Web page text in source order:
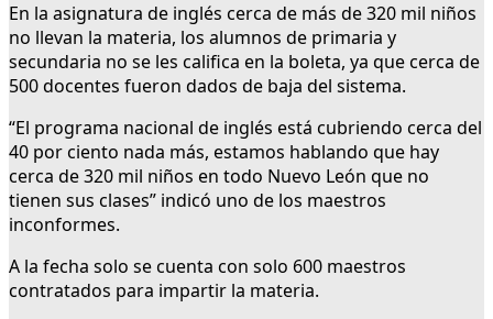
En la asignatura de inglés cerca de más de 320 mil niños
no llevan la materia, los alumnos de primaria y
secundaria no se les califica en la boleta, ya que cerca de
500 docentes fueron dados de baja del sistema.
“El programa nacional de inglés está cubriendo cerca del
40 por ciento nada más, estamos hablando que hay
cerca de 320 mil niños en todo Nuevo León que no
tienen sus clases” indicó uno de los maestros
inconformes.
A la fecha solo se cuenta con solo 600 maestros
contratados para impartir la materia.